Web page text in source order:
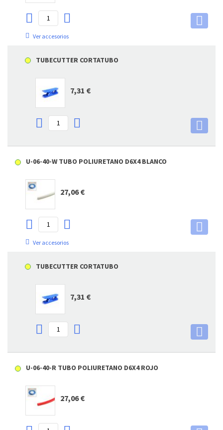
Ver accesorios
TUBECUTTER CORTATUBO
7,31 €
U-06-40-W TUBO POLIURETANO D6X4 BLANCO
27,06 €
Ver accesorios
TUBECUTTER CORTATUBO
7,31 €
U-06-40-R TUBO POLIURETANO D6X4 ROJO
27,06 €